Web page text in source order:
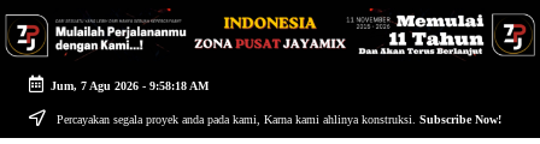
Skip
content
Jum, 7 Agu 2026- 9:58:18 AM
Percayakan segala proyek anda pada kami, Karna kami ahlinya konstruksi. Subscribe Now!